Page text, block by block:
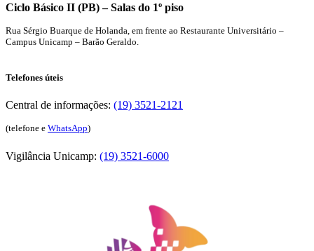
Ciclo Básico II (PB) – Salas do 1º piso
Rua Sérgio Buarque de Holanda, em frente ao Restaurante Universitário –
Campus Unicamp – Barão Geraldo.
Telefones úteis
Central de informações: (19) 3521-2121
(telefone e WhatsApp)
Vigilância Unicamp: (19) 3521-6000